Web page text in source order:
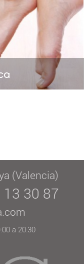
(Valencia)
30 87
a 20:30